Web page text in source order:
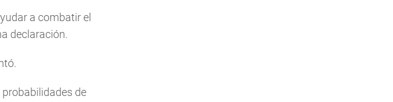
a combatir el
declaración.
de